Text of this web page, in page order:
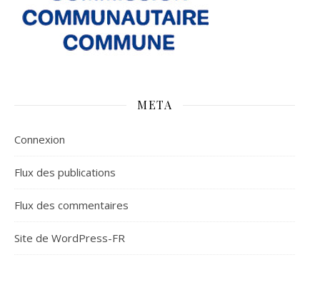
META
Connexion
Flux des publications
Flux des commentaires
Site de WordPress-FR